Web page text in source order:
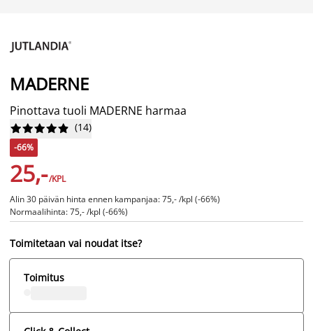
MADERNE
Pinottava tuoli MADERNE harmaa





 (14)
-66%
25,-/KPL
Alin 30 päivän hinta ennen kampanjaa: 75,- /kpl (-66%)
Normaalihinta: 75,- /kpl (-66%)
Toimitetaan vai noudat itse?
Toimitus